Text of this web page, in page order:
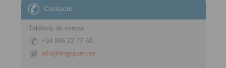
Contacto
Teléfono de ventas:
+34 945 22 77 50
info@ringspann.es